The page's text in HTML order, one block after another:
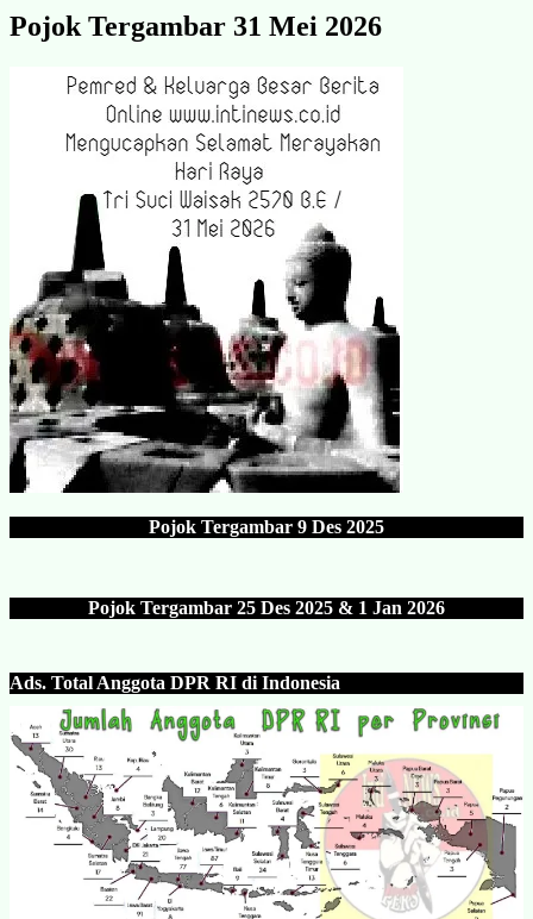
Pojok Tergambar 31 Mei 2026
Pojok Tergambar 9 Des 2025
Pojok Tergambar 25 Des 2025 & 1 Jan 2026
Ads. Total Anggota DPR RI di Indonesia